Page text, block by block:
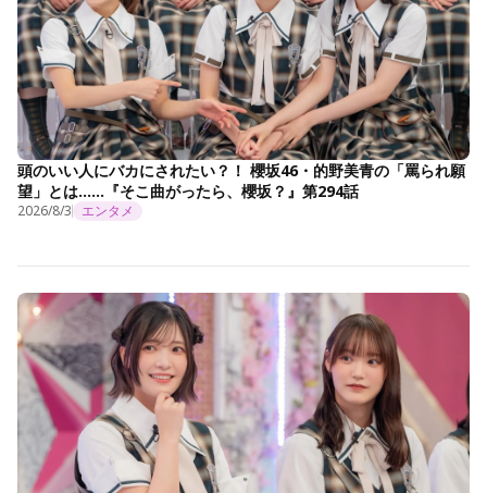
頭のいい人にバカにされたい？！ 櫻坂46・的野美青の「罵られ願
望」とは……『そこ曲がったら、櫻坂？』第294話
2026/8/3 エンタメ